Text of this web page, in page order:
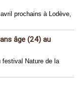
prochains à Lodève,
âge (24) au
festival Nature de la